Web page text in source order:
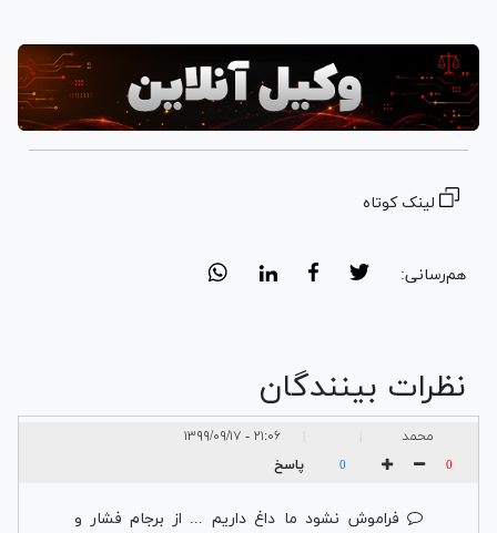
لینک کوتاه
هم‌رسانی:
نظرات بینندگان
محمد ۲۱:۰۶ - ۱۳۹۹/۰۹/۱۷
0
0 پاسخ
فراموش نشود ما داغ داریم ... از برجام فشار و